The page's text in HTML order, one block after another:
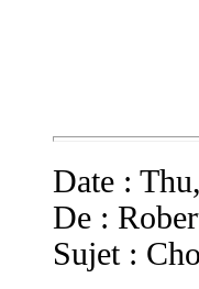
Date :
De :
Sujet :